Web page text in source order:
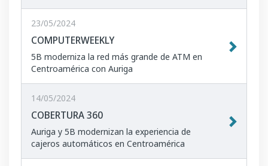
23/05/2024
COMPUTERWEEKLY
5B moderniza la red más grande de ATM en
Centroamérica con Auriga
14/05/2024
COBERTURA 360
Auriga y 5B modernizan la experiencia de
cajeros automáticos en Centroamérica